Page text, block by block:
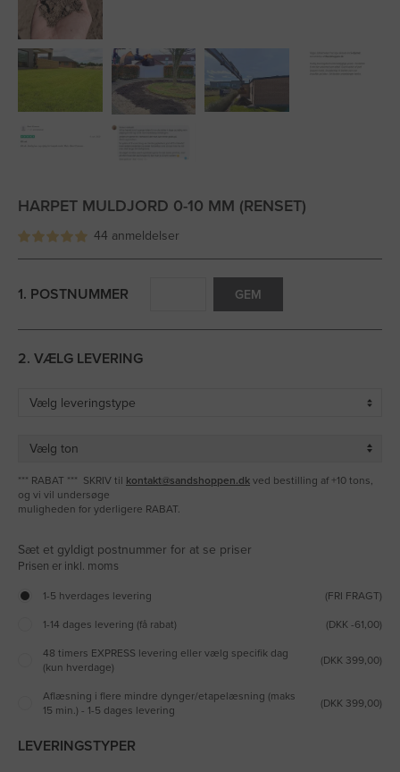
HARPET MULDJORD 0-10 MM (RENSET)
44 anmeldelser
1. POSTNUMMER GEM
2. VÆLG LEVERING
*** RABAT *** SKRIV til kontakt@sandshoppen.dk ved bestilling af +10 tons,
og vi vil undersøge
muligheden for yderligere RABAT.
Sæt et gyldigt postnummer for at se priser
1-5 hverdages levering (FRI FRAGT)
1-14 dages levering (få rabat) (DKK -61,00)
48 timers EXPRESS levering eller vælg specifik dag
(kun hverdage)
(DKK 399,00)
Aflæsning i flere mindre dynger/etapelæsning (maks
15 min.) - 1-5 dages levering
(DKK 399,00)
LEVERINGSTYPER